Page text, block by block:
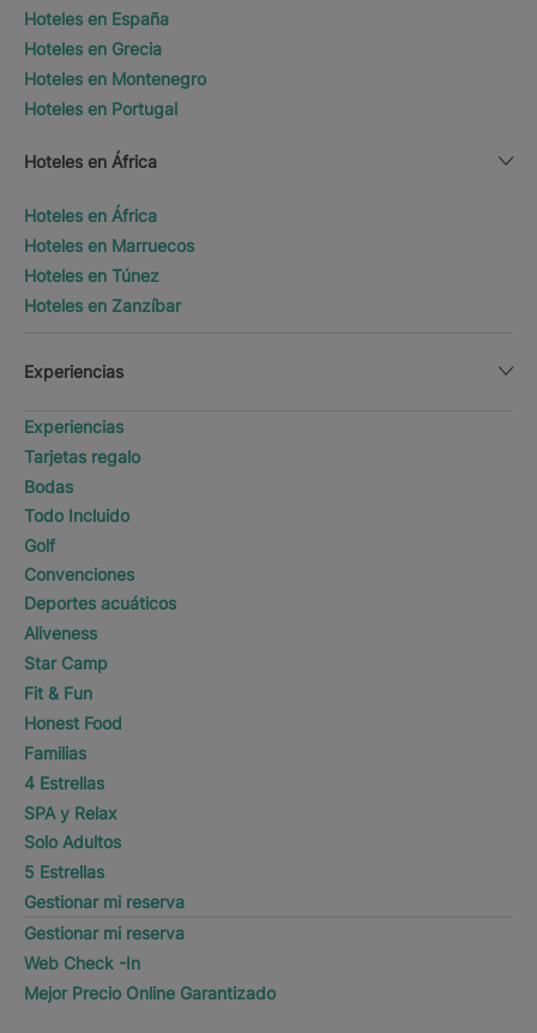
Hoteles en España
Hoteles en Grecia
Hoteles en Montenegro
Hoteles en Portugal
Hoteles en África
Hoteles en África
Hoteles en Marruecos
Hoteles en Túnez
Hoteles en Zanzíbar
Experiencias
Experiencias
Tarjetas regalo
Bodas
Todo Incluido
Golf
Convenciones
Deportes acuáticos
Aliveness
Star Camp
Fit & Fun
Honest Food
Familias
4 Estrellas
SPA y Relax
Solo Adultos
5 Estrellas
Gestionar mi reserva
Gestionar mi reserva
Web Check -In
Mejor Precio Online Garantizado